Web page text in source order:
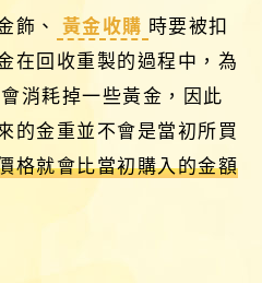
飾、 黃金收購 時要被扣
在回收重製的過程中，為
消耗掉一些黃金，因此
的金重並不會是當初所買
格就會比當初購入的金額